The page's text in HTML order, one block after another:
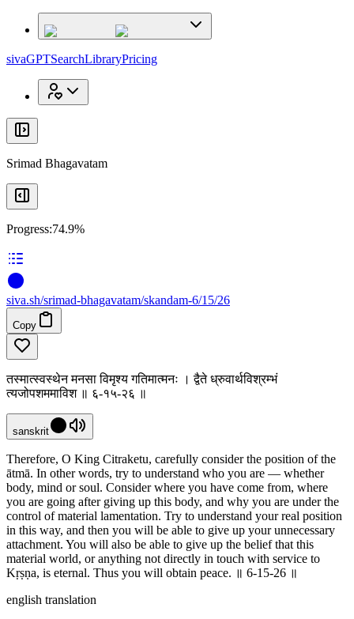
sivaGPTSearchLibraryPricing
Srimad Bhagavatam
Progress:74.9%
siva.sh/srimad-bhagavatam/skandam-6/15/26
Copy
तस्मात्स्वस्थेन मनसा विमृश्य गतिमात्मनः । द्वैते ध्रुवार्थविश्रम्भं
त्यजोपशममाविश ॥ ६-१५-२६ ॥
sanskrit
Therefore, O King Citraketu, carefully consider the position of the
ātmā. In other words, try to understand who you are — whether
body, mind or soul. Consider where you have come from, where
you are going after giving up this body, and why you are under the
control of material lamentation. Try to understand your real position
in this way, and then you will be able to give up your unnecessary
attachment. You will also be able to give up the belief that this
material world, or anything not directly in touch with service to
Kṛṣṇa, is eternal. Thus you will obtain peace. ॥ 6-15-26 ॥
english translation